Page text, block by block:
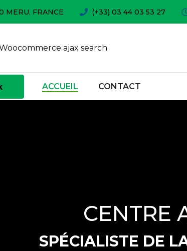
MERU, FRANCE (+33) 03 44 03 53 27
ajax search
ACCUEIL CONTACT
CENTRE
SPÉCIALISTE DE